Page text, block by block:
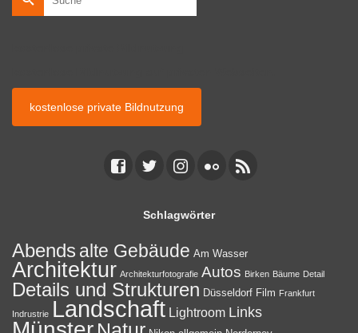
nach:
kostenlose private Bildnutzung
Schlagwörter
Abends alte Gebäude Am Wasser
Architektur Architekturfotografie Autos Birken Bäume Detail
Details und Strukturen Düsseldorf Film Frankfurt
Indrustrie Landschaft Lightroom Links